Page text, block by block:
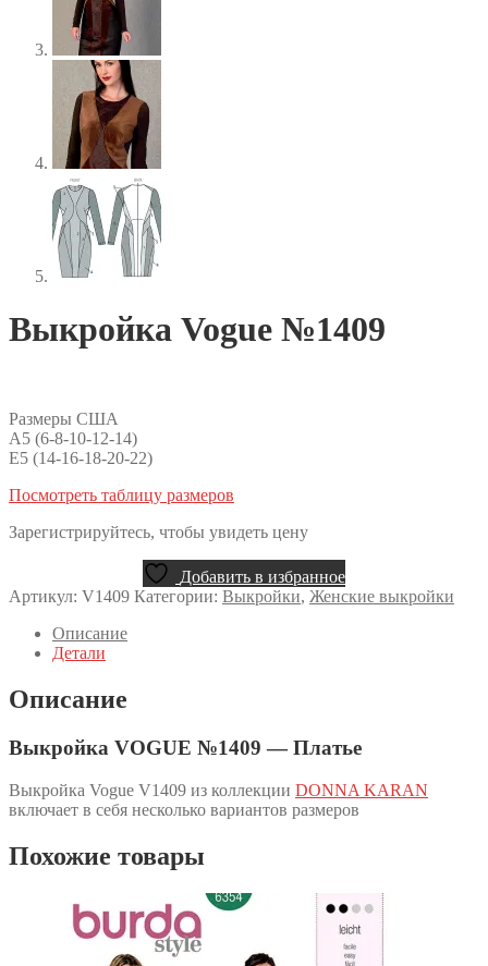
Выкройка Vogue №1409
Размеры США
A5 (6-8-10-12-14)
E5 (14-16-18-20-22)
Посмотреть таблицу размеров
Зарегистрируйтесь, чтобы увидеть цену
Добавить в избранное
Артикул: V1409 Категории: Выкройки, Женские выкройки
Описание
Детали
Описание
Выкройка VOGUE №1409 — Платье
Выкройка Vogue V1409 из коллекции DONNA KARAN
включает в себя несколько вариантов размеров
Похожие товары